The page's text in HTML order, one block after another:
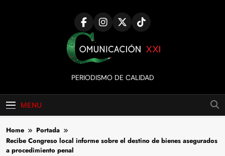
Comunicación
XXI
PERIODISMO DE CALIDAD
MENU
Home
Portada
Recibe Congreso local informe sobre el destino de bienes asegurados
a procedimiento penal